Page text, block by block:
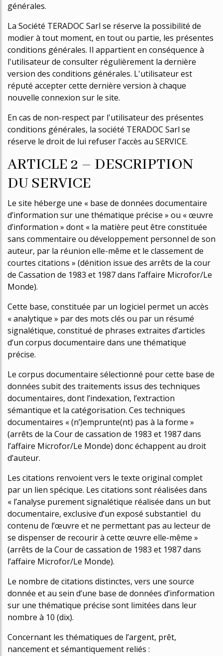
générales.
La Société TERADOC Sarl se réserve la possibilité de
modifier à tout moment, en tout ou partie, les présentes
conditions générales. Il appartient en conséquence à
l'utilisateur de consulter régulièrement la dernière
version des conditions générales. L'utilisateur est
réputé accepter cette dernière version à chaque
nouvelle connexion sur le site.
En cas de non-respect par l'utilisateur des présentes
conditions générales, la société TERADOC Sarl se
réserve le droit de lui refuser l'accès au SERVICE.
ARTICLE 2 – DESCRIPTION
DU SERVICE
Le site héberge une « base de données documentaire
d’information sur une thématique précise » ou « œuvre
d’information » dont « la matière peut être constituée
sans commentaire ou développement personnel de son
auteur, par la réunion elle-même et le classement de
courtes citations » (définition issue des arrêts de la cour
de Cassation de 1983 et 1987 dans l’affaire Microfor/Le
Monde).
Cette base, constituée par un logiciel permet un accès
« analytique » par des mots clés ou par un résumé
signalétique, constitué de phrases extraites d’articles
d’un corpus documentaire dans une thématique
précise.
Le corpus documentaire sélectionné pour cette base de
données subit des traitements issus des techniques
documentaires, dont l’indexation, l’extraction
sémantique et la catégorisation. Ces techniques
documentaires « (n’)emprunte(nt) pas à la forme »
(arrêts de la Cour de cassation de 1983 et 1987 dans
l’affaire Microfor/Le Monde) donc échappent au droit
d’auteur.
Les citations renvoient vers le texte original complet
par un lien spécifique. Les citations sont réalisées dans
« l’analyse purement signalétique réalisée dans un but
documentaire, exclusive d’un exposé substantiel du
contenu de l’œuvre et ne permettant pas au lecteur de
se dispenser de recourir à cette œuvre elle-même »
(arrêts de la Cour de cassation de 1983 et 1987 dans
l’affaire Microfor/Le Monde).
Le nombre de citations distinctes, vers une source
donnée et au sein d’une base de données d’information
sur une thématique précise sont limitées dans leur
nombre à 10 (dix).
Concernant les thématiques de l’argent, prêt,
financement et sémantiquement reliés :